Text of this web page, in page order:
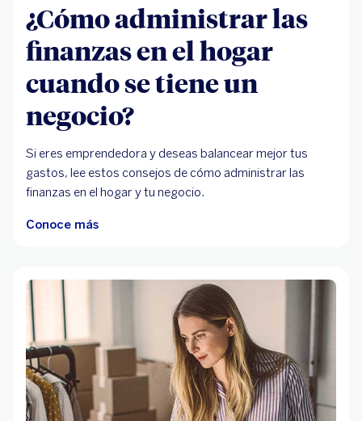
¿Cómo administrar las
finanzas en el hogar
cuando se tiene un
negocio?
Si eres emprendedora y deseas balancear mejor tus
gastos, lee estos consejos de cómo administrar las
finanzas en el hogar y tu negocio.
Conoce más